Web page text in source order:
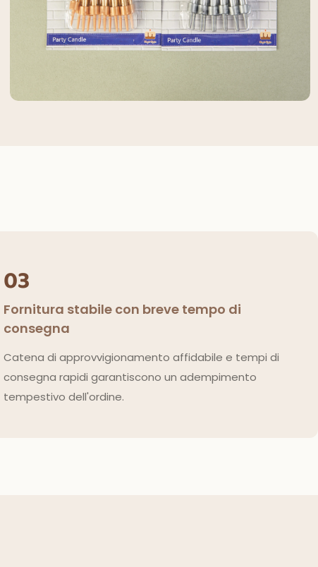
03
Fornitura stabile con breve tempo di
consegna
Catena di approvvigionamento affidabile e tempi di
consegna rapidi garantiscono un adempimento
tempestivo dell'ordine.